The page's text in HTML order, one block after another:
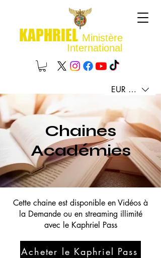
KAPHRIEL Ministère
International
EUR (€)
Chaines
Académies
Cette chaine est disponible en Vidéos à
la Demande ou en streaming illimité
avec le Kaphriel Pass
Acheter le Kaphriel Pass